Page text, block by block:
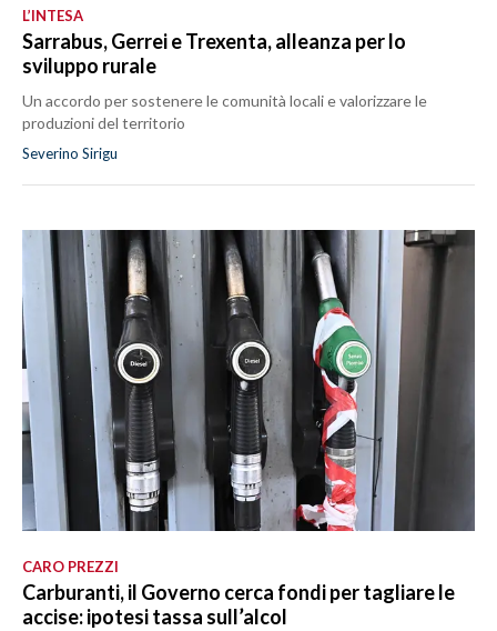
L’INTESA
Sarrabus, Gerrei e Trexenta, alleanza per lo
sviluppo rurale
Un accordo per sostenere le comunità locali e valorizzare le
produzioni del territorio
Severino Sirigu
CARO PREZZI
Carburanti, il Governo cerca fondi per tagliare le
accise: ipotesi tassa sull’alcol